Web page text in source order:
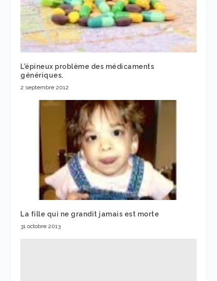
L’épineux problème des médicaments
génériques.
2 septembre 2012
La fille qui ne grandit jamais est morte
31 octobre 2013